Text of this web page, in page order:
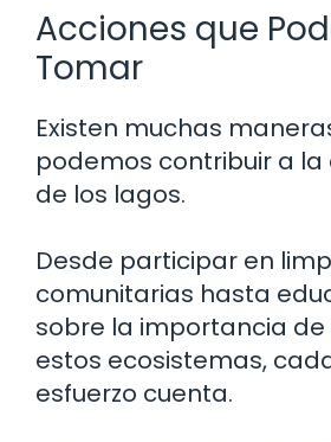
Acciones que
Tomar
Existen muchas
podemos contribuir a la
de los lagos.
Desde participar en
comunitarias hasta
sobre la importancia
estos ecosistemas,
esfuerzo cuenta.